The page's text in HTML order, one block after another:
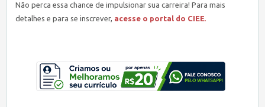
Não perca essa chance de impulsionar sua carreira! Para mais
detalhes e para se inscrever, acesse o portal do CIEE.